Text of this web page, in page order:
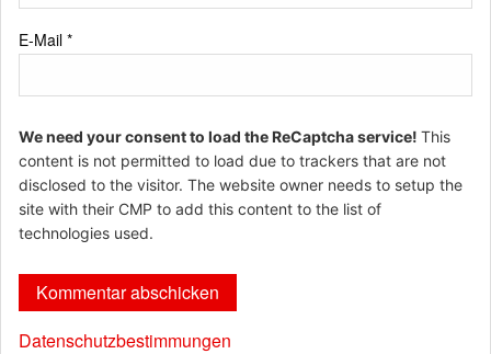
E-Mail *
We need your consent to load the ReCaptcha service! This
content is not permitted to load due to trackers that are not
disclosed to the visitor. The website owner needs to setup the
site with their CMP to add this content to the list of
technologies used.
Datenschutzbestimmungen